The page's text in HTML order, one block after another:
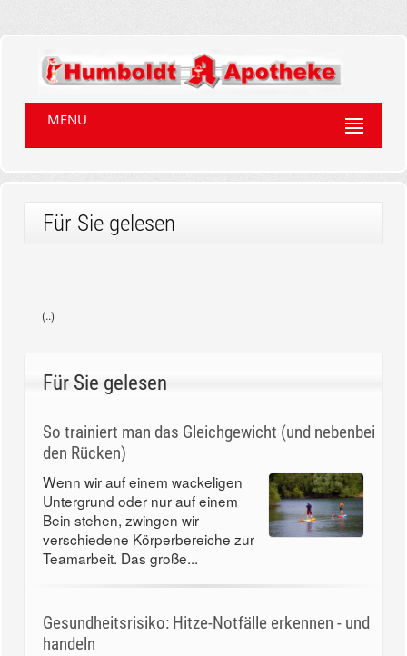
MENU
Für Sie gelesen
(..)
Für Sie gelesen
So trainiert man das Gleichgewicht (und nebenbei
den Rücken)
Wenn wir auf einem wackeligen
Untergrund oder nur auf einem
Bein stehen, zwingen wir
verschiedene Körperbereiche zur
Teamarbeit. Das große...
Gesundheitsrisiko: Hitze-Notfälle erkennen - und
handeln